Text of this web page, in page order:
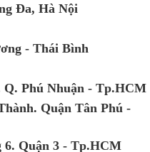
Đa, Hà Nội
- Thái Bình
Q. Phú Nhuận - Tp.HCM
Quận Tân Phú -
6. Quận 3 - Tp.HCM